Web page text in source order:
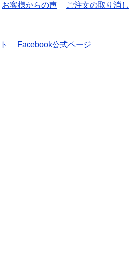
お客様からの声 ご注文の取り消し
Facebook公式ページ